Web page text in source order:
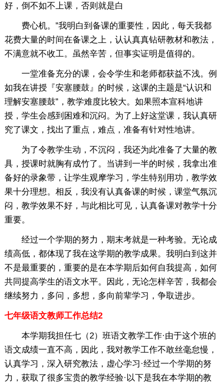
好，倒不如不上课，否则就是白
费心机。”我明白到备课的重要性，因此，每天我都
花费大量的时间在备课之上，认认真真钻研教材和教法，
不满意就不收工。虽然辛苦，但事实证明是值得的。
一堂准备充分的课，会令学生和老师都获益不浅。例
如我在讲授『安塞腰鼓』的时候，这课的主题是“认识和
理解安塞腰鼓”，教学难度比较大。如果照本宣科地讲
授，学生会感到困难和沉闷。为了上好这堂课，我认真研
究了课文，找出了重点，难点，准备有针对性地讲。
为了令教学生动，不沉闷，我还为此准备了大量的教
具，授课时就胸有成竹了。当讲到一半的时候，我拿出准
备好的录象带，让学生观摩学习，学生特别用功，教学效
果十分理想。相反，我没有认真备课的时候，课堂气氛沉
闷，教学效果不好，与此相比可见，认真备课对教学十分
重要。
经过一个学期的努力，期末考就是一种考验。无论成
绩高低，都体现了我在这学期的教学成果。我明白到这并
不是最重要的，重要的是在本学期后如何自我提高，如何
共同提高学生的语文水平。因此，无论怎样辛苦，我都会
继续努力，多问，多想，多向前辈学习，争取进步。
七年级语文教师工作总结2
本学期我担任七（2）班语文教学工作·由于这个班的
语文成绩一直不高，因此，我对教学工作不敢丝毫怠慢，
认真学习，深入研究教法，虚心学习·经过一个学期的努
力，获取了很多宝贵的教学经验·以下是我在本学期的教